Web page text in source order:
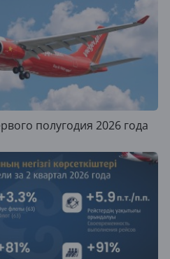
полугодия 2026 года